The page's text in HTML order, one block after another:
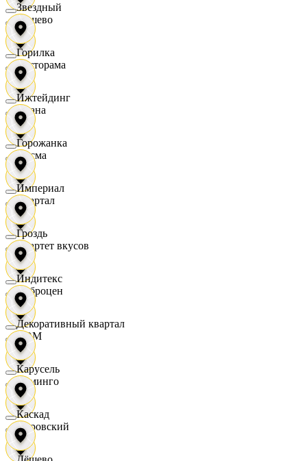
Дёшево
Касторама
Диана
Дисма
Квартал
Квартет вкусов
Доброцен
ДОМ
Доминго
Кировский
Звездный
Горилка
Ижтейдинг
Горожанка
Империал
Гроздь
Индитекс
Декоративный квартал
Карусель
Каскад